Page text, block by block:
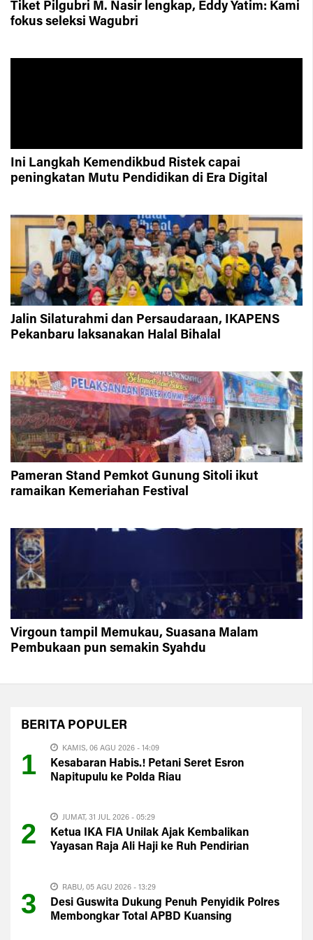
Tiket Pilgubri M. Nasir lengkap, Eddy Yatim: Kami
fokus seleksi Wagubri
Ini Langkah Kemendikbud Ristek capai
peningkatan Mutu Pendidikan di Era Digital
Jalin Silaturahmi dan Persaudaraan, IKAPENS
Pekanbaru laksanakan Halal Bihalal
Pameran Stand Pemkot Gunung Sitoli ikut
ramaikan Kemeriahan Festival
Virgoun tampil Memukau, Suasana Malam
Pembukaan pun semakin Syahdu
BERITA POPULER
1
KAMIS, 06 AGU 2026 - 14:09
Kesabaran Habis.! Petani Seret Esron
Napitupulu ke Polda Riau
2
JUMAT, 31 JUL 2026 - 05:29
Ketua IKA FIA Unilak Ajak Kembalikan
Yayasan Raja Ali Haji ke Ruh Pendirian
3
RABU, 05 AGU 2026 - 13:29
Desi Guswita Dukung Penuh Penyidik Polres
Membongkar Total APBD Kuansing